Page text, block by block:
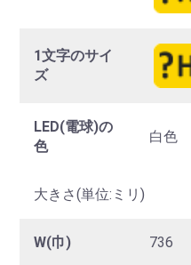
1文字のサイ
ズ
LED(電球)の
色
白色
大きさ(単位:ミリ)
W(巾) 736